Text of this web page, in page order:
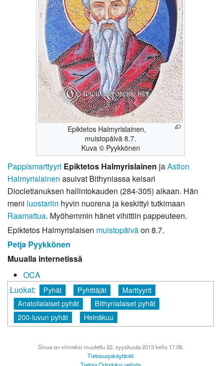
Epiktetos Halmyrislainen,
muistopäivä 8.7.
Kuva © Pyykkönen
Pappismarttyyri Epiktetos Halmyrislainen jaAstion
Halmyrislainen asuivat Bithyniassa keisari
Diocletianuksen hallintokauden (284-305) aikaan. Hän
meni luostariin hyvin nuorena ja keskittyi tutkimaan
Raamattua. Myöhemmin hänet vihittiin pappeuteen.
Epiktetos Halmyrislaisen muistopäiväon 8.7.
Petja Pyykkönen
Muualla internetissä
OCA
Luokat: Pyhät Pyhittäjät
Marttyyrit
Anatolialaiset pyhät
Bithynialaiset pyhät
200-luvun pyhät
Heinäkuu
Sivua on viimeksi muutettu 22. syyskuuta 2013 kello 17.08.
Tietosuojakäytäntö